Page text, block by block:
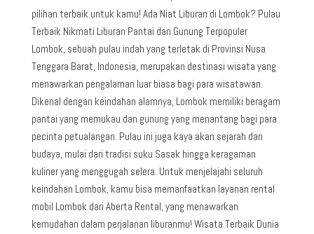
pilihan terbaik untuk kamu! Ada Niat Liburan di Lombok? Pulau
Terbaik Nikmati Liburan Pantai dan Gunung Terpopuler
Lombok, sebuah pulau indah yang terletak di Provinsi Nusa
Tenggara Barat, Indonesia, merupakan destinasi wisata yang
menawarkan pengalaman luar biasa bagi para wisatawan.
Dikenal dengan keindahan alamnya, Lombok memiliki beragam
pantai yang memukau dan gunung yang menantang bagi para
pecinta petualangan. Pulau ini juga kaya akan sejarah dan
budaya, mulai dari tradisi suku Sasak hingga keragaman
kuliner yang menggugah selera. Untuk menjelajahi seluruh
keindahan Lombok, kamu bisa memanfaatkan layanan rental
mobil Lombok dari Aberta Rental, yang menawarkan
kemudahan dalam perjalanan liburanmu! Wisata Terbaik Dunia